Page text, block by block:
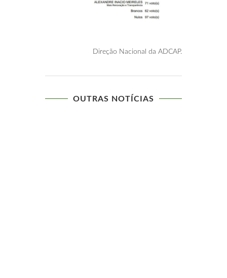
Direção Nacional da ADCAP.
OUTRAS NOTÍCIAS